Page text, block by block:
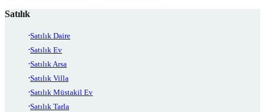
Satılık
Satılık Daire
Satılık Ev
Satılık Arsa
Satılık Villa
Satılık Müstakil Ev
Satılık Tarla